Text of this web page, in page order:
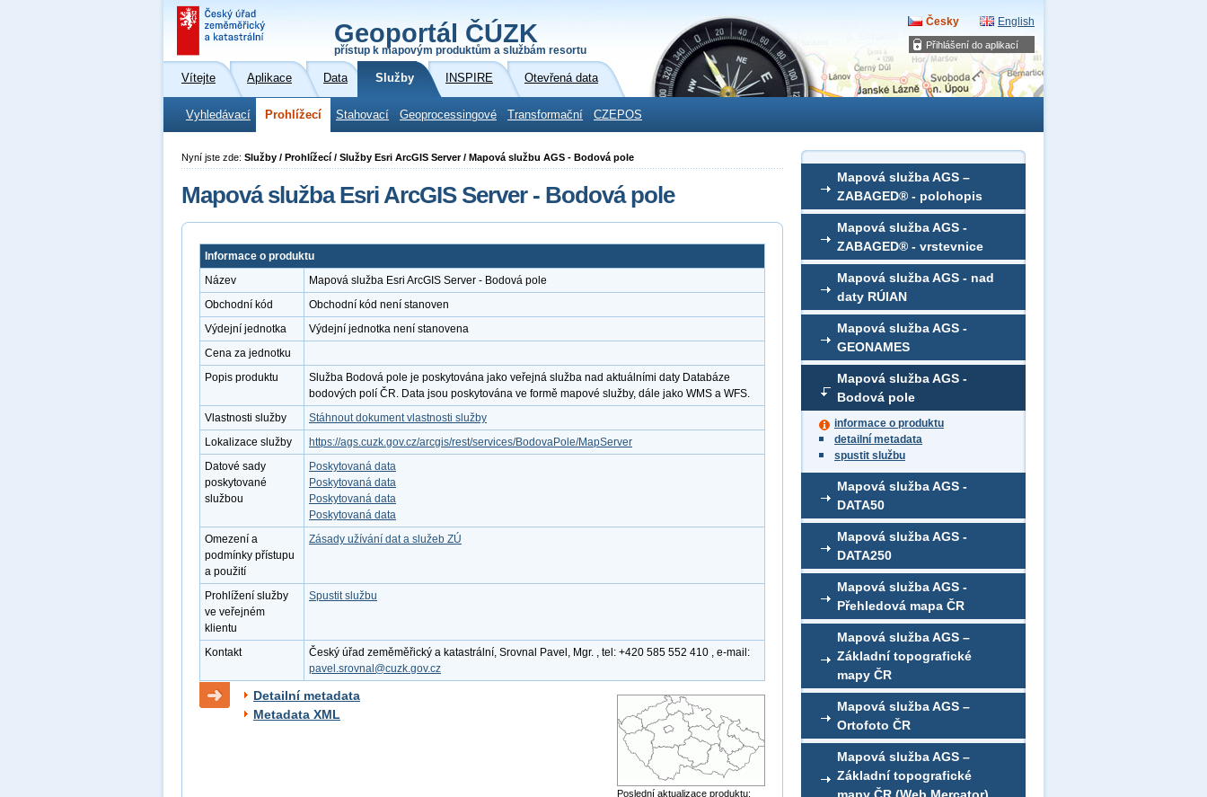
Přihlášení do aplikací
Geoportál ČÚZK
přístup k mapovým produktům a službám resortu
Česky English
Vítejte Aplikace Data Služby INSPIRE Otevřená data
Vyhledávací Prohlížecí Stahovací Geoprocessingové Transformační CZEPOS
Mapová služba AGS –
ZABAGED® - polohopis
Mapová služba AGS -
ZABAGED® - vrstevnice
Mapová služba AGS - nad
daty RÚIAN
Mapová služba AGS -
GEONAMES
Mapová služba AGS -
Bodová pole
informace o produktu
detailní metadata
spustit službu
Mapová služba AGS -
DATA50
Mapová služba AGS -
DATA250
Mapová služba AGS -
Přehledová mapa ČR
Mapová služba AGS –
Základní topografické
mapy ČR
Mapová služba AGS –
Ortofoto ČR
Mapová služba AGS –
Základní topografické
Nyní jste zde: Služby / Prohlížecí / Služby Esri ArcGIS Server / Mapová službu AGS - Bodová pole
Mapová služba Esri ArcGIS Server - Bodová pole
Informace o produktu
Název
Mapová služba Esri ArcGIS Server - Bodová pole
Obchodní kód
Obchodní kód není stanoven
Výdejní jednotka
Výdejní jednotka není stanovena
Cena za jednotku
Popis produktu
Služba Bodová pole je poskytována jako veřejná služba nad aktuálními daty Databáze
bodových polí ČR. Data jsou poskytována ve formě mapové služby, dále jako WMS a WFS.
Vlastnosti služby
Stáhnout dokument vlastnosti služby
Lokalizace služby
https://ags.cuzk.gov.cz/arcgis/rest/services/BodovaPole/MapServer
Datové sady
poskytované
službou
Poskytovaná data
Poskytovaná data
Poskytovaná data
Poskytovaná data
Omezení a
podmínky přístupu
a použití
Zásady užívání dat a služeb ZÚ
Prohlížení služby
ve veřejném
klientu
Spustit službu
Kontakt
Český úřad zeměměřický a katastrální, Srovnal Pavel, Mgr. , tel: +420 585 552 410 , e-mail:
pavel.srovnal@cuzk.gov.cz
Detailní metadata
Metadata XML
Poslední aktualizace produktu: